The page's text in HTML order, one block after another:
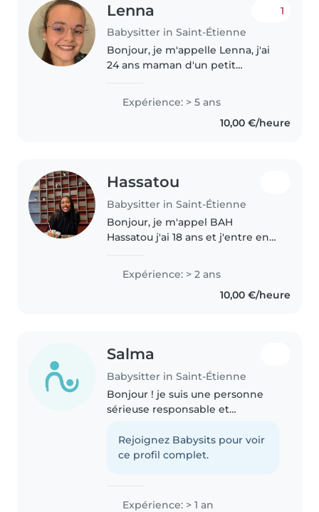
Lenna
Babysitter in Saint-Étienne
1
Bonjour, je m'appelle Lenna, j'ai
24 ans maman d'un petit
en science de l'éducation et d'un
CAP petite enfance, j'ai acquis
une solide expérience auprès..
Expérience: > 5 ans
10,00 €/heure
Hassatou
Babysitter in Saint-Étienne
Bonjour, je m'appel BAH
Hassatou j'ai 18 ans et j'entre en
détroit à jean monnet à saint
étienne. je suis originaire de
lyon. J'ai déjà fait du babysitting..
Expérience: > 2 ans
10,00 €/heure
Salma
Babysitter in Saint-Étienne
Bonjour ! je suis une personne
sérieuse responsable et
mes services de baby-sitting.
J'aime beaucoup m'occuper des
Rejoignez Babysits pour voir
ce profil complet.
Expérience: > 1 an